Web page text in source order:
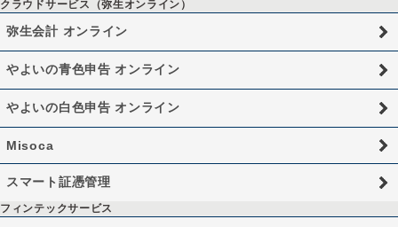
クラウドサービス（弥生オンライン）
弥生会計 オンライン
やよいの青色申告 オンライン
やよいの白色申告 オンライン
Misoca
スマート証憑管理
フィンテックサービス